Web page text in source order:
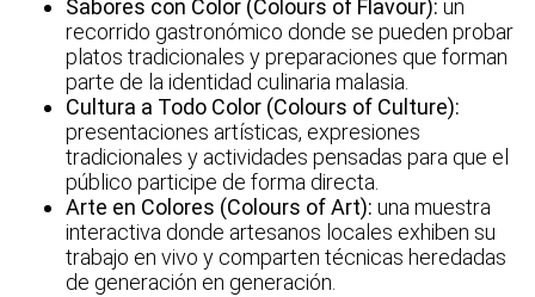
Sabores con Color (Colours of Flavour): un
recorrido gastronómico donde se pueden probar
platos tradicionales y preparaciones que forman
parte de la identidad culinaria malasia.
Cultura a Todo Color (Colours of Culture):
presentaciones artísticas, expresiones
tradicionales y actividades pensadas para que el
público participe de forma directa.
Arte en Colores (Colours of Art): una muestra
interactiva donde artesanos locales exhiben su
trabajo en vivo y comparten técnicas heredadas
de generación en generación.